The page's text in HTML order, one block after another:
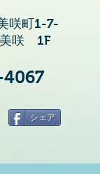
咲町1-7-
咲 1F
シェア